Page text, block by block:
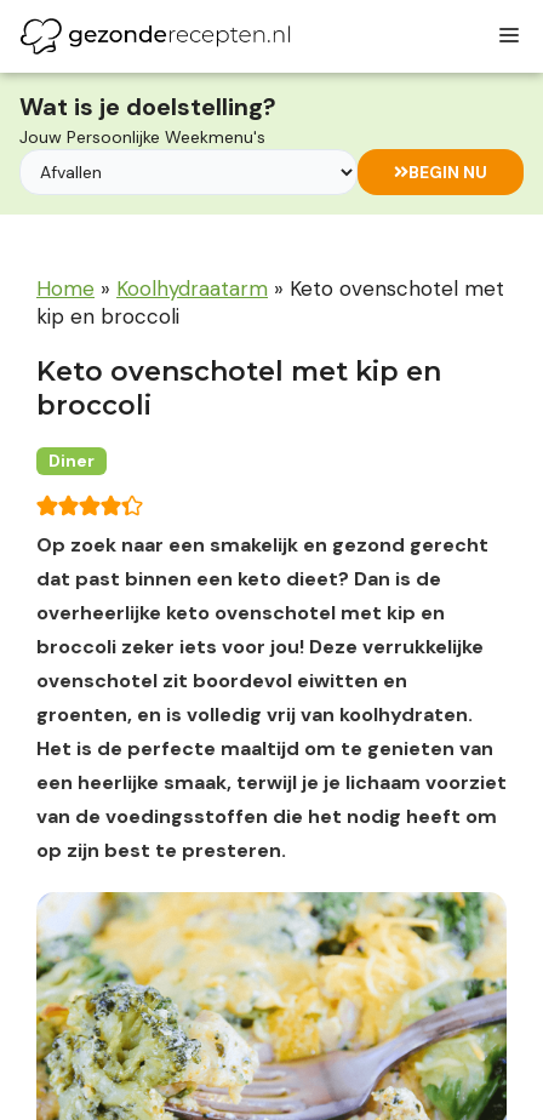
naar
de
inhoud
Wat is je doelstelling?
Jouw Persoonlijke Weekmenu's
BEGIN NU
Home » Koolhydraatarm » Keto ovenschotel met
kip en broccoli
Keto ovenschotel met kip en
broccoli
Diner
Op zoek naar een smakelijk en gezond gerecht
dat past binnen een keto dieet? Dan is de
overheerlijke keto ovenschotel met kip en
broccoli zeker iets voor jou! Deze verrukkelijke
ovenschotel zit boordevol eiwitten en
groenten, en is volledig vrij van koolhydraten.
Het is de perfecte maaltijd om te genieten van
een heerlijke smaak, terwijl je je lichaam voorziet
van de voedingsstoffen die het nodig heeft om
op zijn best te presteren.